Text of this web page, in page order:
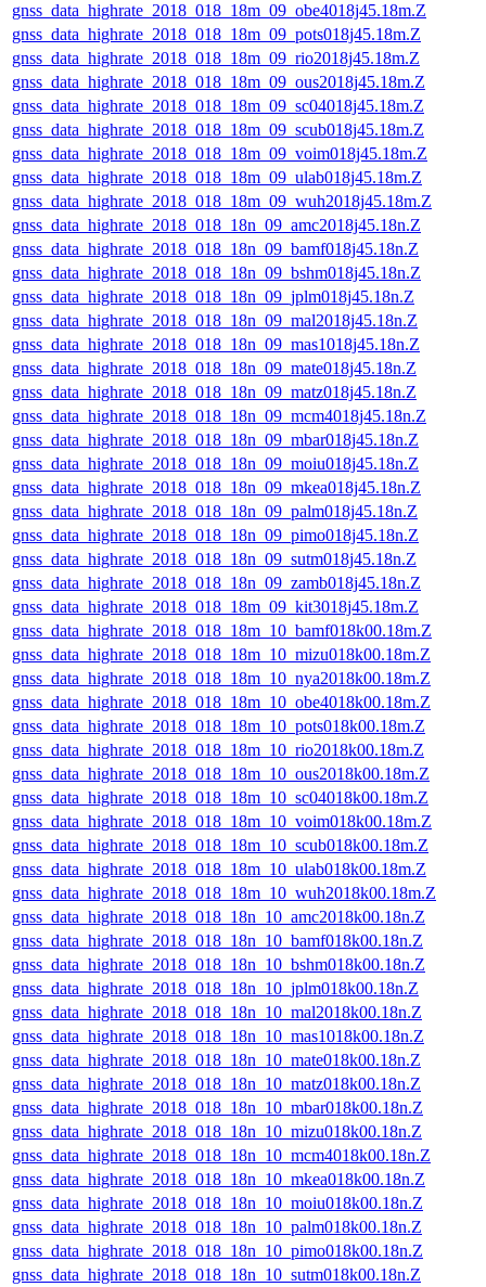
gnss_data_highrate_2018_018_18m_09_obe4018j45.18m.Z
gnss_data_highrate_2018_018_18m_09_pots018j45.18m.Z
gnss_data_highrate_2018_018_18m_09_rio2018j45.18m.Z
gnss_data_highrate_2018_018_18m_09_ous2018j45.18m.Z
gnss_data_highrate_2018_018_18m_09_sc04018j45.18m.Z
gnss_data_highrate_2018_018_18m_09_scub018j45.18m.Z
gnss_data_highrate_2018_018_18m_09_voim018j45.18m.Z
gnss_data_highrate_2018_018_18m_09_ulab018j45.18m.Z
gnss_data_highrate_2018_018_18m_09_wuh2018j45.18m.Z
gnss_data_highrate_2018_018_18n_09_amc2018j45.18n.Z
gnss_data_highrate_2018_018_18n_09_bamf018j45.18n.Z
gnss_data_highrate_2018_018_18n_09_bshm018j45.18n.Z
gnss_data_highrate_2018_018_18n_09_jplm018j45.18n.Z
gnss_data_highrate_2018_018_18n_09_mal2018j45.18n.Z
gnss_data_highrate_2018_018_18n_09_mas1018j45.18n.Z
gnss_data_highrate_2018_018_18n_09_mate018j45.18n.Z
gnss_data_highrate_2018_018_18n_09_matz018j45.18n.Z
gnss_data_highrate_2018_018_18n_09_mcm4018j45.18n.Z
gnss_data_highrate_2018_018_18n_09_mbar018j45.18n.Z
gnss_data_highrate_2018_018_18n_09_moiu018j45.18n.Z
gnss_data_highrate_2018_018_18n_09_mkea018j45.18n.Z
gnss_data_highrate_2018_018_18n_09_palm018j45.18n.Z
gnss_data_highrate_2018_018_18n_09_pimo018j45.18n.Z
gnss_data_highrate_2018_018_18n_09_sutm018j45.18n.Z
gnss_data_highrate_2018_018_18n_09_zamb018j45.18n.Z
gnss_data_highrate_2018_018_18m_09_kit3018j45.18m.Z
gnss_data_highrate_2018_018_18m_10_bamf018k00.18m.Z
gnss_data_highrate_2018_018_18m_10_mizu018k00.18m.Z
gnss_data_highrate_2018_018_18m_10_nya2018k00.18m.Z
gnss_data_highrate_2018_018_18m_10_obe4018k00.18m.Z
gnss_data_highrate_2018_018_18m_10_pots018k00.18m.Z
gnss_data_highrate_2018_018_18m_10_rio2018k00.18m.Z
gnss_data_highrate_2018_018_18m_10_ous2018k00.18m.Z
gnss_data_highrate_2018_018_18m_10_sc04018k00.18m.Z
gnss_data_highrate_2018_018_18m_10_voim018k00.18m.Z
gnss_data_highrate_2018_018_18m_10_scub018k00.18m.Z
gnss_data_highrate_2018_018_18m_10_ulab018k00.18m.Z
gnss_data_highrate_2018_018_18m_10_wuh2018k00.18m.Z
gnss_data_highrate_2018_018_18n_10_amc2018k00.18n.Z
gnss_data_highrate_2018_018_18n_10_bamf018k00.18n.Z
gnss_data_highrate_2018_018_18n_10_bshm018k00.18n.Z
gnss_data_highrate_2018_018_18n_10_jplm018k00.18n.Z
gnss_data_highrate_2018_018_18n_10_mal2018k00.18n.Z
gnss_data_highrate_2018_018_18n_10_mas1018k00.18n.Z
gnss_data_highrate_2018_018_18n_10_mate018k00.18n.Z
gnss_data_highrate_2018_018_18n_10_matz018k00.18n.Z
gnss_data_highrate_2018_018_18n_10_mbar018k00.18n.Z
gnss_data_highrate_2018_018_18n_10_mizu018k00.18n.Z
gnss_data_highrate_2018_018_18n_10_mcm4018k00.18n.Z
gnss_data_highrate_2018_018_18n_10_mkea018k00.18n.Z
gnss_data_highrate_2018_018_18n_10_moiu018k00.18n.Z
gnss_data_highrate_2018_018_18n_10_palm018k00.18n.Z
gnss_data_highrate_2018_018_18n_10_pimo018k00.18n.Z
gnss_data_highrate_2018_018_18n_10_sutm018k00.18n.Z